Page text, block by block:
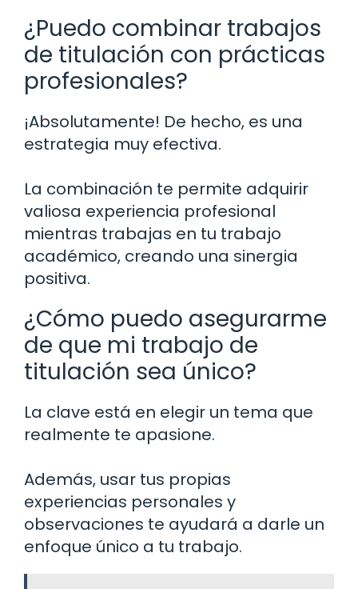
¿Puedo combinar trabajos
de titulación con prácticas
profesionales?
¡Absolutamente! De hecho, es una
estrategia muy efectiva.
La combinación te permite adquirir
valiosa experiencia profesional
mientras trabajas en tu trabajo
académico, creando una sinergia
positiva.
¿Cómo puedo asegurarme
de que mi trabajo de
titulación sea único?
La clave está en elegir un tema que
realmente te apasione.
Además, usar tus propias
experiencias personales y
observaciones te ayudará a darle un
enfoque único a tu trabajo.